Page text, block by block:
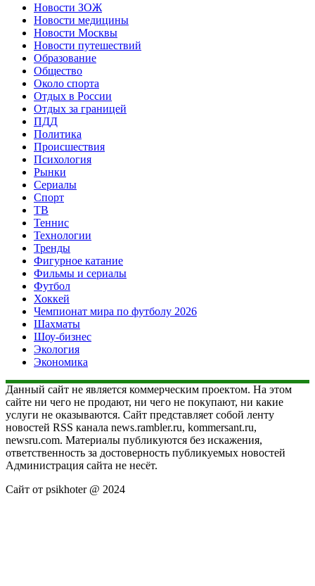
Новости ЗОЖ
Новости медицины
Новости Москвы
Новости путешествий
Образование
Общество
Около спорта
Отдых в России
Отдых за границей
ПДД
Политика
Происшествия
Психология
Рынки
Сериалы
Спорт
ТВ
Теннис
Технологии
Тренды
Фигурное катание
Фильмы и сериалы
Футбол
Хоккей
Чемпионат мира по футболу 2026
Шахматы
Шоу-бизнес
Экология
Экономика
Данный сайт не является коммерческим проектом. На этом
сайте ни чего не продают, ни чего не покупают, ни какие
услуги не оказываются. Сайт представляет собой ленту
новостей RSS канала news.rambler.ru, kommersant.ru,
newsru.com. Материалы публикуются без искажения,
ответственность за достоверность публикуемых новостей
Администрация сайта не несёт.
Сайт от psikhoter @ 2024